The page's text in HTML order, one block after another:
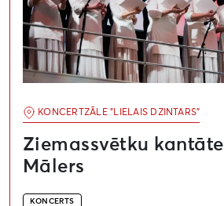
KONCERTZĀLE "LIELAIS DZINTARS"
Ziemassvētku
Mālers
KONCERTS